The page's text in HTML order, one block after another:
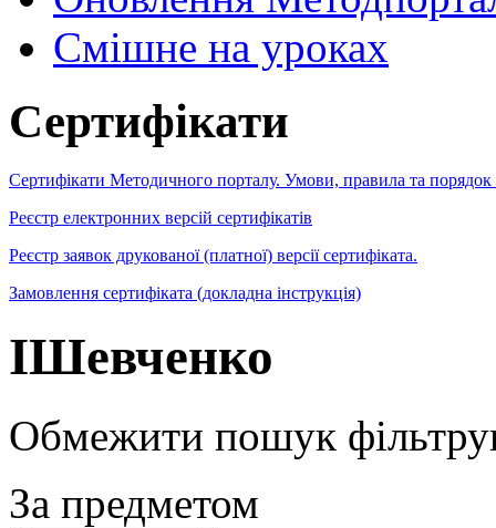
Cмішне на уроках
Сертифікати
Сертифікати Методичного порталу. Умови, правила та порядок
Реєстр електронних версій сертифікатів
Реєстр заявок друкованої (платної) версії сертифіката.
Замовлення сертифіката (докладна інструкція)
IШевченко
Обмежити пошук
За предметом